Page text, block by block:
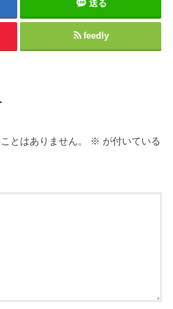
送る
feedly
とはありません。 ※ が付いている